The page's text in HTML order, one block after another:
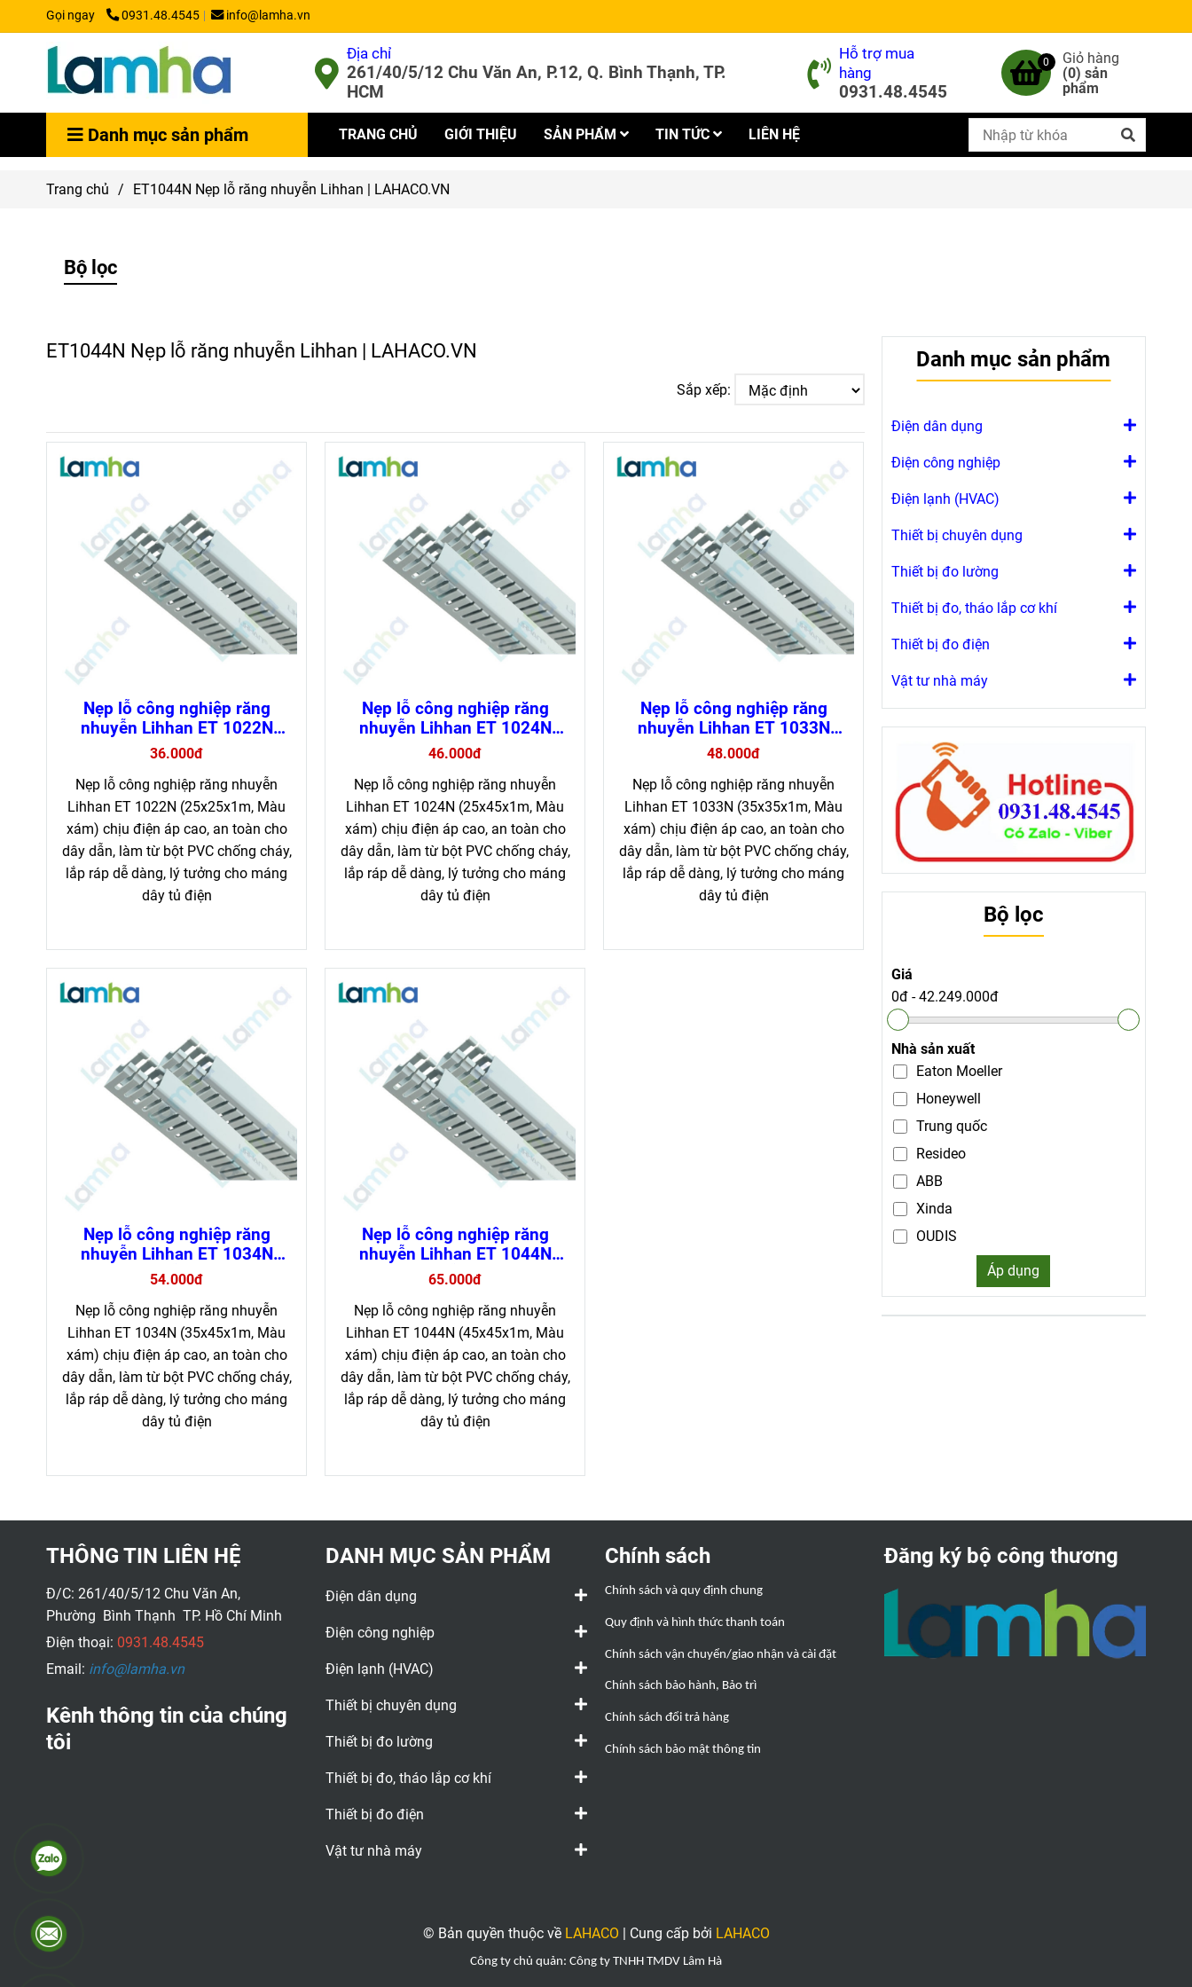
Gọi ngay 0931.48.4545 info@lamha.vn
Địa chỉ
261/40/5/12 Chu Văn An, P.12, Q. Bình Thạnh, TP.
HCM
Hỗ trợ mua
hàng
0931.48.4545
0
Giỏ hàng
(0) sản
phẩm
Danh mục sản phẩm TRANG CHỦ GIỚI THIỆU SẢN PHẨM TIN TỨC LIÊN HỆ
Trang chủ / ET1044N Nẹp lỗ răng nhuyễn Lihhan | LAHACO.VN
Bộ lọc
ET1044N Nẹp lỗ răng nhuyễn Lihhan | LAHACO.VN
Sắp xếp:
Nẹp lỗ công nghiệp răng
nhuyễn Lihhan ET 1022N
chống cháy, dễ lắp đặt (loại 1
36.000đ
Nẹp lỗ công nghiệp răng nhuyễn
Lihhan ET 1022N (25x25x1m, Màu
xám) chịu điện áp cao, an toàn cho
dây dẫn, làm từ bột PVC chống cháy,
lắp ráp dễ dàng, lý tưởng cho máng
dây tủ điện
Nẹp lỗ công nghiệp răng
nhuyễn Lihhan ET 1024N
chống cháy, dễ lắp đặt (loại 1
46.000đ
Nẹp lỗ công nghiệp răng nhuyễn
Lihhan ET 1024N (25x45x1m, Màu
xám) chịu điện áp cao, an toàn cho
dây dẫn, làm từ bột PVC chống cháy,
lắp ráp dễ dàng, lý tưởng cho máng
dây tủ điện
Nẹp lỗ công nghiệp răng
nhuyễn Lihhan ET 1033N
chống cháy, dễ lắp đặt (loại 1
48.000đ
Nẹp lỗ công nghiệp răng nhuyễn
Lihhan ET 1033N (35x35x1m, Màu
xám) chịu điện áp cao, an toàn cho
dây dẫn, làm từ bột PVC chống cháy,
lắp ráp dễ dàng, lý tưởng cho máng
dây tủ điện
Nẹp lỗ công nghiệp răng
nhuyễn Lihhan ET 1034N
chống cháy, dễ lắp đặt (loại 1
54.000đ
Nẹp lỗ công nghiệp răng nhuyễn
Lihhan ET 1034N (35x45x1m, Màu
xám) chịu điện áp cao, an toàn cho
dây dẫn, làm từ bột PVC chống cháy,
lắp ráp dễ dàng, lý tưởng cho máng
dây tủ điện
Nẹp lỗ công nghiệp răng
nhuyễn Lihhan ET 1044N
chống cháy, dễ lắp đặt (loại 1
65.000đ
Nẹp lỗ công nghiệp răng nhuyễn
Lihhan ET 1044N (45x45x1m, Màu
xám) chịu điện áp cao, an toàn cho
dây dẫn, làm từ bột PVC chống cháy,
lắp ráp dễ dàng, lý tưởng cho máng
dây tủ điện
Danh mục sản phẩm
Điện dân dụng
Điện công nghiệp
Điện lạnh (HVAC)
Thiết bị chuyên dụng
Thiết bị đo lường
Thiết bị đo, tháo lắp cơ khí
Thiết bị đo điện
Vật tư nhà máy
Bộ lọc
Giá
0đ - 42.249.000đ
Nhà sản xuất
Eaton Moeller
Honeywell
Trung quốc
Resideo
ABB
Xinda
OUDIS
Mennekes
CIKACHI
Bingo
Glory
FANTINI COSMI
Áp dụng
THÔNG TIN LIÊN HỆ
Đ/C: 261/40/5/12 Chu Văn An,
Phường Bình Thạnh TP. Hồ Chí Minh
Điện thoại: 0931.48.4545
Email: info@lamha.vn
Kênh thông tin của chúng
tôi
DANH MỤC SẢN PHẨM
Điện dân dụng
Điện công nghiệp
Điện lạnh (HVAC)
Thiết bị chuyên dụng
Thiết bị đo lường
Thiết bị đo, tháo lắp cơ khí
Thiết bị đo điện
Vật tư nhà máy
Chính sách
Chính sách và quy định chung
Quy định và hình thức thanh toán
Chính sách vận chuyển/giao nhận và cài đặt
Chính sách bảo hành, Bảo trì
Chính sách đổi trả hàng
Chính sách bảo mật thông tin
Đăng ký bộ công thương
© Bản quyền thuộc về LAHACO Cung cấp bởi LAHACO
Công ty chủ quản: Công ty TNHH TMDV Lâm Hà